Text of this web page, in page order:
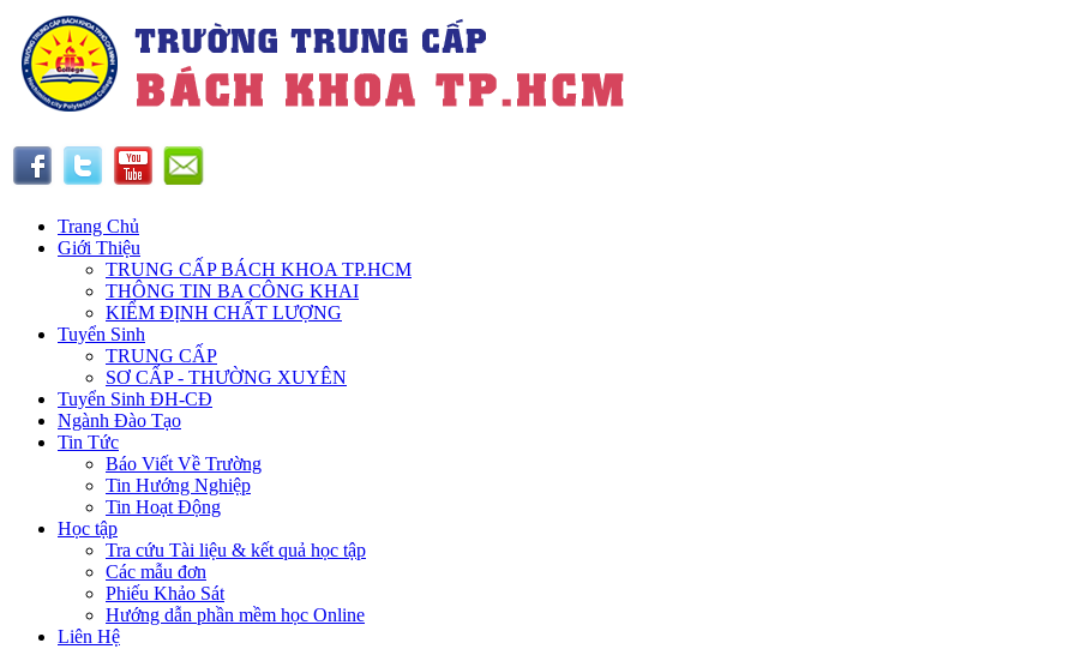
Trang Chủ
Giới Thiệu
TRUNG CẤP BÁCH KHOA TP.HCM
THÔNG TIN BA CÔNG KHAI
KIỂM ĐỊNH CHẤT LƯỢNG
Tuyển Sinh
TRUNG CẤP
SƠ CẤP - THƯỜNG XUYÊN
Tuyển Sinh ĐH-CĐ
Ngành Đào Tạo
Tin Tức
Báo Viết Về Trường
Tin Hướng Nghiệp
Tin Hoạt Động
Học tập
Tra cứu Tài liệu & kết quả học tập
Các mẫu đơn
Phiếu Khảo Sát
Hướng dẫn phần mềm học Online
Liên Hệ